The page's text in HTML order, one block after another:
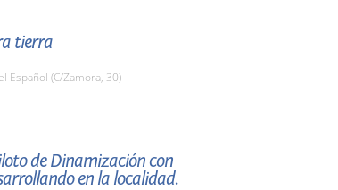
tierra
Español (C/Zamora, 30)
de Dinamización con
en la localidad.